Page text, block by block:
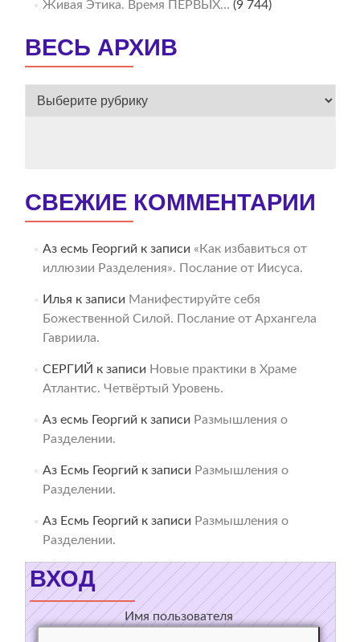
Живая Этика. Время ПЕРВЫХ… (9 744)
ВЕСЬ АРХИВ
ВЕСЬ
СВЕЖИЕ КОММЕНТАРИИ
Аз есмь Георгий к записи «Как избавиться от
иллюзии Разделения». Послание от Иисуса.
Илья к записи Манифестируйте себя
Божественной Силой. Послание от Архангела
Гавриила.
СЕРГИЙ к записи Новые практики в Храме
Атлантис. Четвёртый Уровень.
Аз есмь Георгий к записи Размышления о
Разделении.
Аз Есмь Георгий к записи Размышления о
Разделении.
Аз Есмь Георгий к записи Размышления о
Разделении.
ВХОД
Имя пользователя